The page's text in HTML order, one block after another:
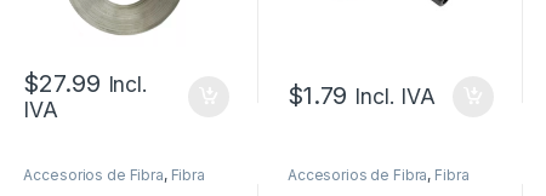
$27.99 Incl.
IVA
$1.79 Incl. IVA
Accesorios de Fibra, Fibra
Accesorios de Fibra, Fibra